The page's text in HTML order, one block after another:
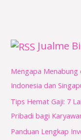
Jualme
Mengapa Menabung
Indonesia dan
Tips Hemat Gaji: 7
Pribadi bagi
Panduan Lengkap